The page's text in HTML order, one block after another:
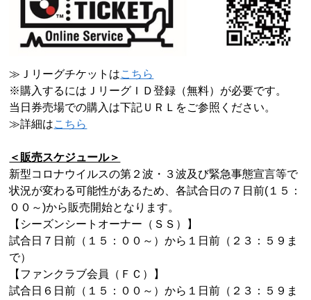
≫Ｊリーグチケットはこちら
※購入するにはＪリーグＩＤ登録（無料）が必要です。
当日券売場での購入は下記ＵＲＬをご参照ください。
≫詳細はこちら
＜販売スケジュール＞
新型コロナウイルスの第２波・３波及び緊急事態宣言等で
状況が変わる可能性があるため、各試合日の７日前( １５：
００～)から販売開始となります。
【シーズンシートオーナー（ＳＳ）】
試合日７日前（１５：００～）から１日前（２３：５９ま
で）
【ファンクラブ会員（ＦＣ）】
試合日６日前（１５：００～）から１日前（２３：５９ま